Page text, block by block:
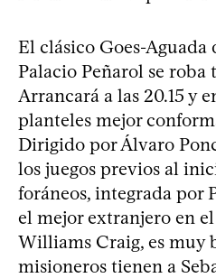
El clásico Goes-Aguada
Palacio Peñarol se roba
Arrancará a las 20.15 y
planteles mejor
Dirigido por Álvaro
los juegos previos al
foráneos, integrada por
el mejor extranjero en
Williams Craig, es muy
misioneros tienen a